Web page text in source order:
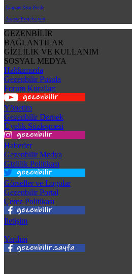
Günpay Stor Perde
Aspera Projeksiyon
GEZENBİLİR
BAĞLANTILAR
GİZLİLİK VE KULLANIM
SOSYAL MEDYA
Hakkımızda
Gezenbilir Pusula
Forum Kuralları
Yönetim
Gezenbilir Dernek
Üyelik Sözleşmesi
Haberler
Gezenbilir Medya
Gizlilik Politikası
Görseller ve Logolar
Gezenbilir Portal
Çerez Politikası
İletişim
Yardım